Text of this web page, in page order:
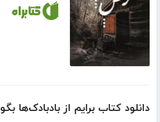
دانلود کتاب برایم از بادبادک‌ها بگو